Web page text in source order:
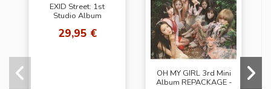
EXID Street: 1st
Studio Album
29,95 €
OH MY GIRL 3rd Mini
Album REPACKAGE -